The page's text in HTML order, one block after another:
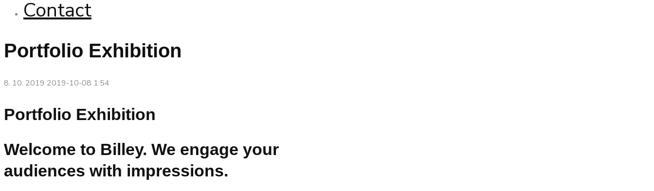
Contact
Portfolio Exhibition
8. 10. 2019 2019-10-08 1:54
Portfolio Exhibition
Welcome to Billey. We engage your
audiences with impressions.